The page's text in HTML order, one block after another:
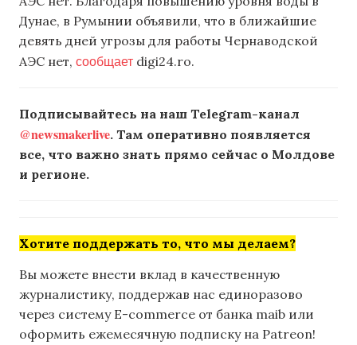
Дунае, в Румынии объявили, что в ближайшие
девять дней угрозы для работы Чернаводской
АЭС нет, сообщает digi24.ro.
Подписывайтесь на наш Telegram-канал
@newsmakerlive. Там оперативно появляется
все, что важно знать прямо сейчас о Молдове
и регионе.
Хотите поддержать то, что мы делаем?
Вы можете внести вклад в качественную
журналистику, поддержав нас единоразово
через систему E-commerce от банка maib или
оформить ежемесячную подписку на Patreon!